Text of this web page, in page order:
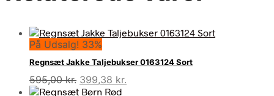
På Udsalg! 33%
Regnsæt Jakke Taljebukser 0163124 Sort
595,00kr. Den
oprindelige
399,38 kr.